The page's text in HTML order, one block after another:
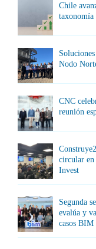
Chile
taxonomía
Nodo
CNC
reunión
circular
Invest
Segunda
evalúa y
casos BIM